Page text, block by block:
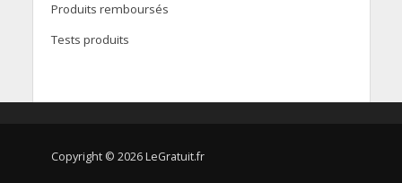
Produits remboursés
Tests produits
Copyright © 2026 LeGratuit.fr